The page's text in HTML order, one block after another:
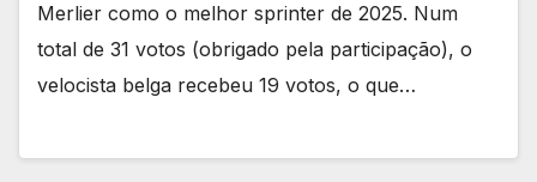
Merlier como o melhor sprinter de 2025. Num
total de 31 votos (obrigado pela participação), o
velocista belga recebeu 19 votos, o que…